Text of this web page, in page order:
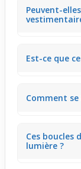
rester à
Peuvent-
Est-ce que
en faire trop.
Comment
pratique.
Ces boucles
lumière ?